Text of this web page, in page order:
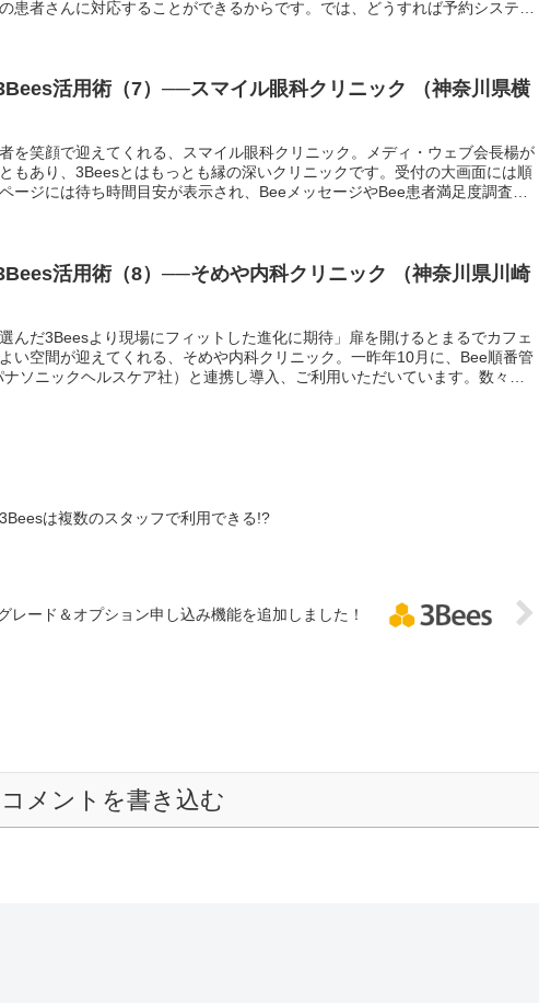
患者さんに対応することができるからです。では、どうすれば予約システム
活用術（7）──スマイル眼科クリニック （神奈川県横
を笑顔で迎えてくれる、スマイル眼科クリニック。メディ・ウェブ会長楊が
もあり、3Beesとはもっとも縁の深いクリニックです。受付の大画面には順
ージには待ち時間目安が表示され、BeeメッセージやBee患者満足度調査、
活用術（8）──そめや内科クリニック （神奈川県川崎
選んだ3Beesより現場にフィットした進化に期待」扉を開けるとまるでカフェ
い空間が迎えてくれる、そめや内科クリニック。一昨年10月に、Bee順番管
ソニックヘルスケア社）と連携し導入、ご利用いただいています。数々の
は複数のスタッフで利用できる!?
レード＆オプション申し込み機能を追加しました！
コメントを書き込む